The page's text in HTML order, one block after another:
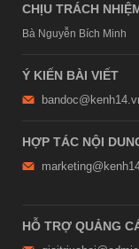
CHỊU TRÁCH
Bà Nguyễn Bích Minh
Ý KIẾN BÀI VIẾT
HỢP TÁC NỘI
HỖ TRỢ QUẢNG